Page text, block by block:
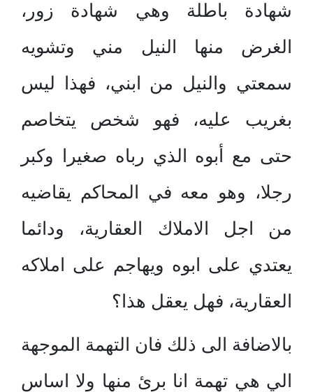
شهادة باطلة وهي شهادة زور،
الغرض منها النيل مني وتشويه
سمعتي والنيل من ابني، فهذا ليس
بغريب عليه، فهو شخص يتخاصم
حتى مع أبوه الذي رباه صغيرا وكبر
رجلا، وهو معه في المحاكم يقاضيه
من اجل الاملاك العقارية، ودائما
يعتدي على ابوه ويهاجم على املاكه
العقارية، فهل يعقل هذا؟
بالاضافة الى ذلك فان التهمة الموجهة
الي هي تهمة انا برئ منها ولا اساس